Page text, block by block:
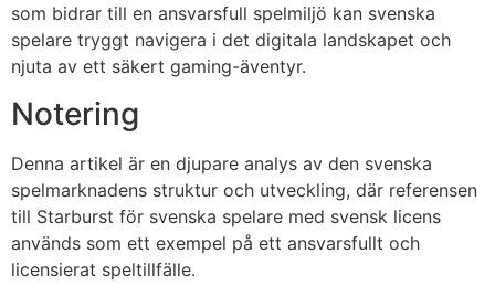
som bidrar till en ansvarsfull spelmiljö kan svenska
spelare tryggt navigera i det digitala landskapet och
njuta av ett säkert gaming-äventyr.
Notering
Denna artikel är en djupare analys av den svenska
spelmarknadens struktur och utveckling, där referensen
till Starburst för svenska spelare med svensk licens
används som ett exempel på ett ansvarsfullt och
licensierat speltillfälle.